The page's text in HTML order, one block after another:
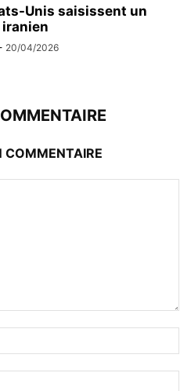
Unis saisissent un
20/04/2026
COMMENTAIRE